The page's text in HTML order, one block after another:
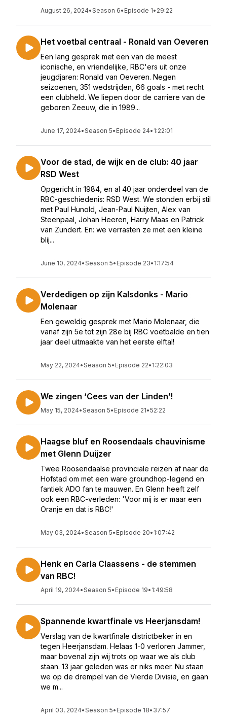
August 26, 2024•Season 6• Episode 1• 29:22
Het voetbal centraal - Ronald van Oeveren
Een lang gesprek met een van de meest
iconische, en vriendelijke, RBC'ers uit onze
jeugdjaren: Ronald van Oeveren. Negen
seizoenen, 351 wedstrijden, 66 goals - met recht
een clubheld. We liepen door de carriere van de
geboren Zeeuw, die in 1989...
June 17, 2024•Season 5• Episode 24• 1:22:01
Voor de stad, de wijk en de club: 40 jaar
RSD West
Opgericht in 1984, en al 40 jaar onderdeel van de
RBC-geschiedenis: RSD West. We stonden erbij stil
met Paul Hunold, Jean-Paul Nuijten, Alex van
Steenpaal, Johan Heeren, Harry Maas en Patrick
van Zundert. En: we verrasten ze met een kleine
blij...
June 10, 2024•Season 5• Episode 23• 1:17:54
Verdedigen op zijn Kalsdonks - Mario
Molenaar
Een geweldig gesprek met Mario Molenaar, die
vanaf zijn 5e tot zijn 28e bij RBC voetbalde en tien
jaar deel uitmaakte van het eerste elftal!
May 22, 2024•Season 5• Episode 22• 1:22:03
We zingen ‘Cees van der Linden’!
May 15, 2024•Season 5• Episode 21•52:22
Haagse bluf en Roosendaals chauvinisme
met Glenn Duijzer
Twee Roosendaalse provinciale reizen af naar de
Hofstad om met een ware groundhop-legend en
fantiek ADO fan te mauwen. En Glenn heeft zelf
ook een RBC-verleden: 'Voor mij is er maar een
Oranje en dat is RBC!'
May 03, 2024•Season 5• Episode 20• 1:07:42
Henk en Carla Claassens - de stemmen
van RBC!
April 19, 2024•Season 5• Episode 19• 1:49:58
Spannende kwartfinale vs Heerjansdam!
Verslag van de kwartfinale districtbeker in en
tegen Heerjansdam. Helaas 1-0 verloren Jammer,
maar bovenal zijn wij trots op waar we als club
staan. 13 jaar geleden was er niks meer. Nu staan
we op de drempel van de Vierde Divisie, en gaan
we m...
April 03, 2024•Season 5• Episode 18• 37:57